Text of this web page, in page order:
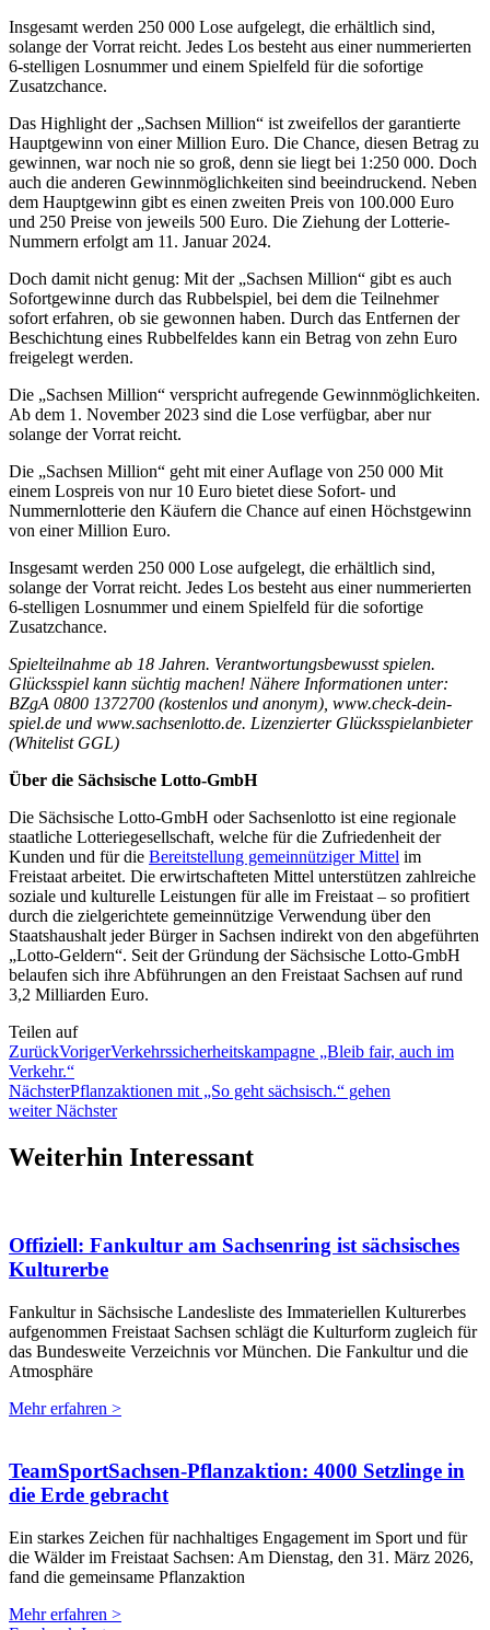
Insgesamt werden 250 000 Lose aufgelegt, die erhältlich sind,
solange der Vorrat reicht. Jedes Los besteht aus einer nummerierten
6-stelligen Losnummer und einem Spielfeld für die sofortige
Zusatzchance.
Das Highlight der „Sachsen Million“ ist zweifellos der garantierte
Hauptgewinn von einer Million Euro. Die Chance, diesen Betrag zu
gewinnen, war noch nie so groß, denn sie liegt bei 1:250 000. Doch
auch die anderen Gewinnmöglichkeiten sind beeindruckend. Neben
dem Hauptgewinn gibt es einen zweiten Preis von 100.000 Euro
und 250 Preise von jeweils 500 Euro. Die Ziehung der Lotterie-
Nummern erfolgt am 11. Januar 2024.
Doch damit nicht genug: Mit der „Sachsen Million“ gibt es auch
Sofortgewinne durch das Rubbelspiel, bei dem die Teilnehmer
sofort erfahren, ob sie gewonnen haben. Durch das Entfernen der
Beschichtung eines Rubbelfeldes kann ein Betrag von zehn Euro
freigelegt werden.
Die „Sachsen Million“ verspricht aufregende Gewinnmöglichkeiten.
Ab dem 1. November 2023 sind die Lose verfügbar, aber nur
solange der Vorrat reicht.
Die „Sachsen Million“ geht mit einer Auflage von 250 000 Mit
einem Lospreis von nur 10 Euro bietet diese Sofort- und
Nummernlotterie den Käufern die Chance auf einen Höchstgewinn
von einer Million Euro.
Insgesamt werden 250 000 Lose aufgelegt, die erhältlich sind,
solange der Vorrat reicht. Jedes Los besteht aus einer nummerierten
6-stelligen Losnummer und einem Spielfeld für die sofortige
Zusatzchance.
Spielteilnahme ab 18 Jahren. Verantwortungsbewusst spielen.
Glücksspiel kann süchtig machen! Nähere Informationen unter:
BZgA 0800 1372700 (kostenlos und anonym), www.check-dein-
spiel.de und www.sachsenlotto.de. Lizenzierter Glücksspielanbieter
(Whitelist GGL)
Über die Sächsische Lotto-GmbH
Die Sächsische Lotto-GmbH oder Sachsenlotto ist eine regionale
staatliche Lotteriegesellschaft, welche für die Zufriedenheit der
Kunden und für die Bereitstellung gemeinnütziger Mittel im
Freistaat arbeitet. Die erwirtschafteten Mittel unterstützen zahlreiche
soziale und kulturelle Leistungen für alle im Freistaat – so profitiert
durch die zielgerichtete gemeinnützige Verwendung über den
Staatshaushalt jeder Bürger in Sachsen indirekt von den abgeführten
„Lotto-Geldern“. Seit der Gründung der Sächsische Lotto-GmbH
belaufen sich ihre Abführungen an den Freistaat Sachsen auf rund
3,2 Milliarden Euro.
Teilen auf
ZurückVorigerVerkehrssicherheitskampagne „Bleib fair, auch im
Verkehr.“
NächsterPflanzaktionen mit „So geht sächsisch.“ gehen
weiterNächster
Weiterhin Interessant
Offiziell: Fankultur am Sachsenring ist sächsisches
Kulturerbe
Fankultur in Sächsische Landesliste des Immateriellen Kulturerbes
aufgenommen Freistaat Sachsen schlägt die Kulturform zugleich für
das Bundesweite Verzeichnis vor München. Die Fankultur und die
Atmosphäre
Mehr erfahren >
TeamSportSachsen-Pflanzaktion: 4000 Setzlinge in
die Erde gebracht
Ein starkes Zeichen für nachhaltiges Engagement im Sport und für
die Wälder im Freistaat Sachsen: Am Dienstag, den 31. März 2026,
fand die gemeinsame Pflanzaktion
Mehr erfahren >